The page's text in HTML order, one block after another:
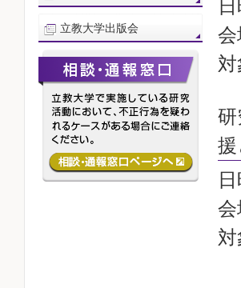
会
立教大学出版会